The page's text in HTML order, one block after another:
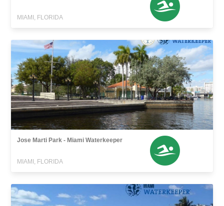
MIAMI, FLORIDA
Jose Marti Park - Miami Waterkeeper
MIAMI, FLORIDA